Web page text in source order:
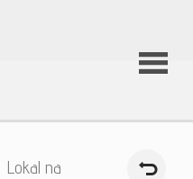
O firmie
Lokal na